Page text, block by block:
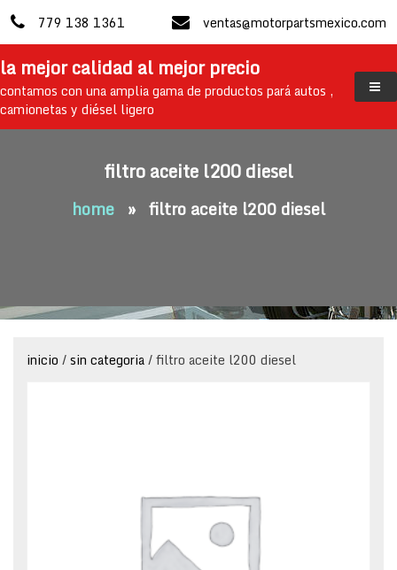
to
content
779 138 1361 ventas@motorpartsmexico.com
la mejor calidad al mejor precio
contamos con una amplia gama de productos pará autos ,
camionetas y diésel ligero
filtro aceite l200 diesel
home » filtro aceite l200 diesel
inicio /sin categoria/ filtro aceite l200 diesel